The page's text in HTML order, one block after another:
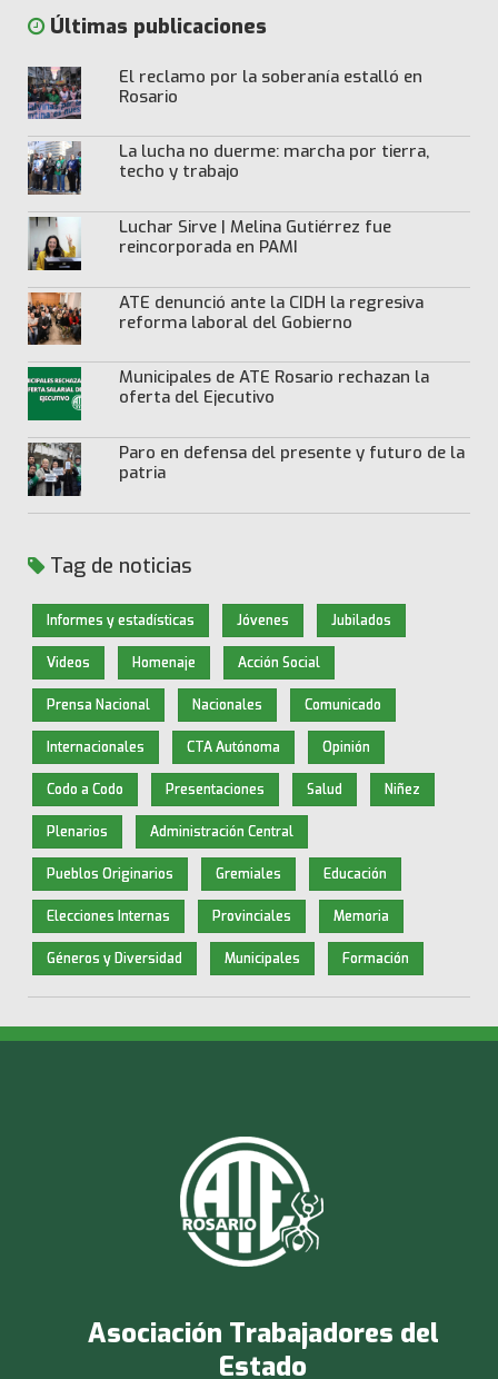
Últimas publicaciones
El reclamo por la soberanía estalló en
Rosario
La lucha no duerme: marcha por tierra,
techo y trabajo
Luchar Sirve | Melina Gutiérrez fue
reincorporada en PAMI
ATE denunció ante la CIDH la regresiva
reforma laboral del Gobierno
Municipales de ATE Rosario rechazan la
oferta del Ejecutivo
Paro en defensa del presente y futuro de la
patria
Tag de noticias
Informes y estadísticas Jóvenes Jubilados
Videos Homenaje Acción Social
Prensa Nacional Nacionales Comunicado
Internacionales CTA Autónoma Opinión
Codo a Codo Presentaciones Salud Niñez
Plenarios Administración Central
Pueblos Originarios Gremiales Educación
Elecciones Internas Provinciales Memoria
Géneros y Diversidad Municipales Formación
Asociación Trabajadores del
Estado